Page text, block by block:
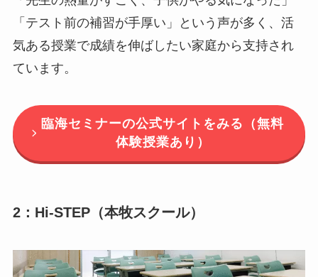
「テスト前の補習が手厚い」という声が多く、活
気ある授業で成績を伸ばしたい家庭から支持され
ています。
臨海セミナーの公式サイトをみる（無料
体験授業あり）
2：Hi-STEP（本牧スクール）